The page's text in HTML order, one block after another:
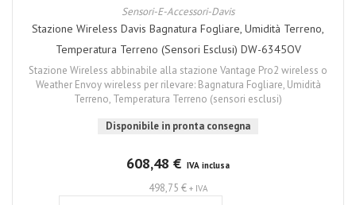
Sensori-E-Accessori-Davis
Stazione Wireless Davis Bagnatura Fogliare, Umidità Terreno,
Temperatura Terreno (sensori Esclusi) DW-6345OV
Stazione Wireless abbinabile alla stazione Vantage Pro2 wireless o
Weather Envoy wireless per rilevare: Bagnatura Fogliare, Umidità
Terreno, Temperatura Terreno (sensori esclusi)
Disponibile in pronta consegna
608,48 € IVA inclusa
498,75 € + IVA